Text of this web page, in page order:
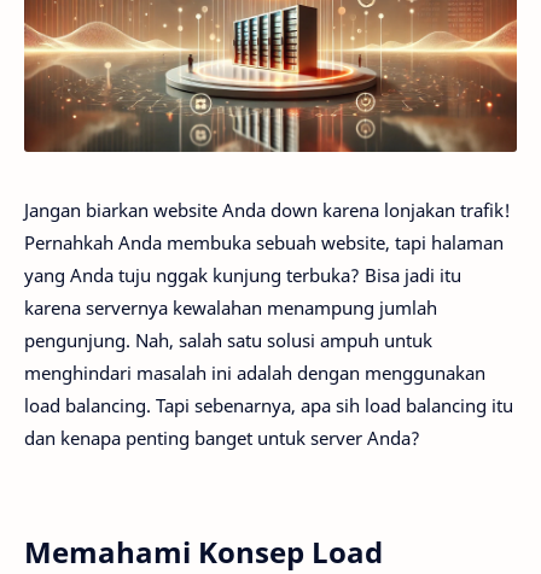
Jangan biarkan website Anda down karena lonjakan trafik!
Pernahkah Anda membuka sebuah website, tapi halaman
yang Anda tuju nggak kunjung terbuka? Bisa jadi itu
karena servernya kewalahan menampung jumlah
pengunjung. Nah, salah satu solusi ampuh untuk
menghindari masalah ini adalah dengan menggunakan
load balancing. Tapi sebenarnya, apa sih load balancing itu
dan kenapa penting banget untuk server Anda?
Memahami Konsep Load